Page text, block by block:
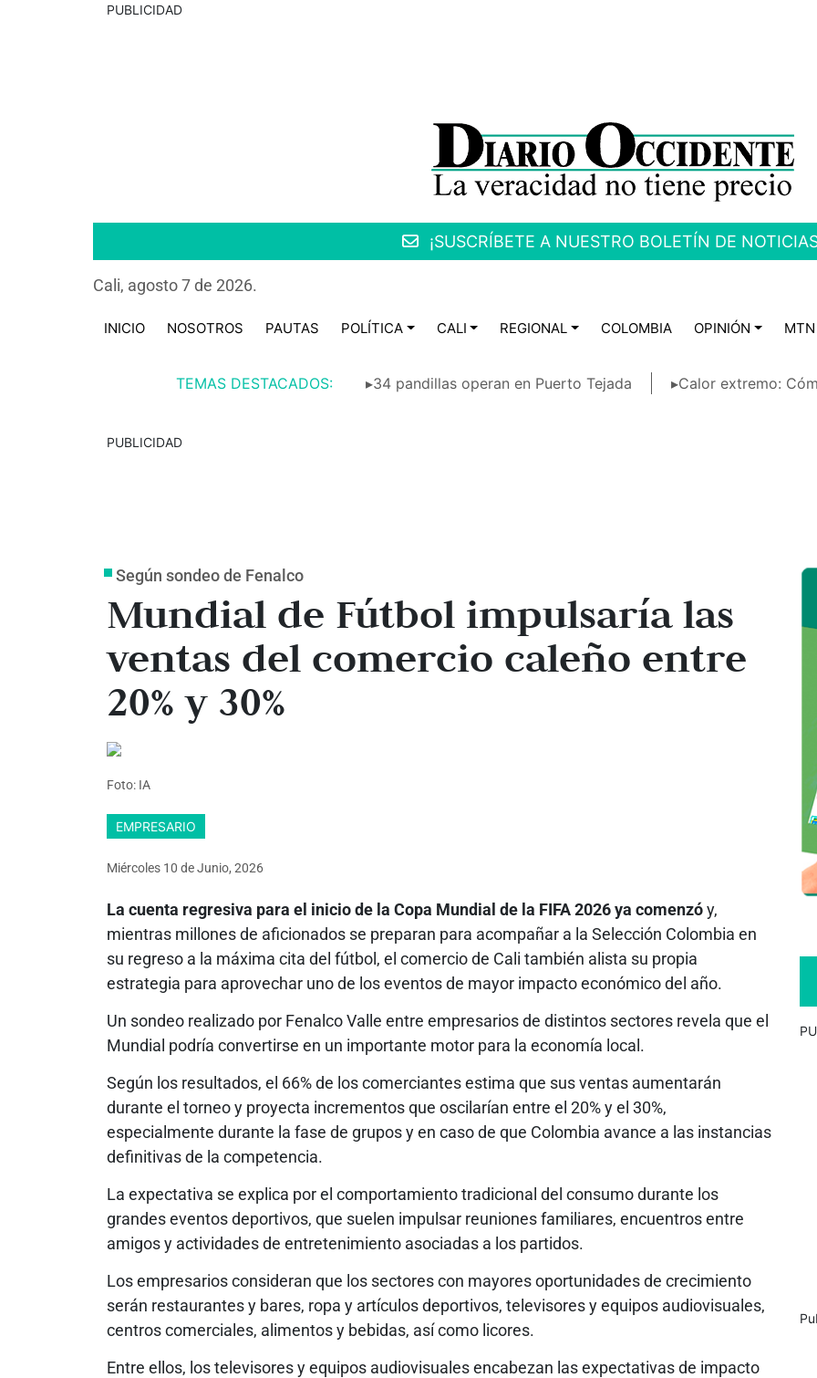
PUBLICIDAD
¡SUSCRÍBETE A NUESTRO BOLETÍN DE
Cali, agosto 7 de 2026.
INICIO NOSOTROS PAUTAS POLÍTICA CALI REGIONAL COLOMBIA OPINIÓN MTN
TEMAS DESTACADOS: ▸34 pandillas operan en Puerto Tejada ▸Calor extremo:
PUBLICIDAD
Según sondeo de Fenalco
Mundial de Fútbol impulsaría las
ventas del comercio caleño entre
20% y 30%
Foto: IA
EMPRESARIO
Miércoles 10 deJunio, 2026
La cuenta regresiva para el inicio de la Copa Mundial de la FIFA 2026 ya comenzóy,
mientras millones de aficionados se preparan para acompañar a la Selección Colombia en
su regreso a la máxima cita del fútbol, el comercio de Cali también alista su propia
estrategia para aprovechar uno de los eventos de mayor impacto económico del año.
Un sondeo realizado por Fenalco Valle entre empresarios de distintos sectores revela que el
Mundial podría convertirse en un importante motor para la economía local.
Según los resultados, el 66% de los comerciantes estima que sus ventas aumentarán
durante el torneo y proyecta incrementos que oscilarían entre el 20% y el 30%,
especialmente durante la fase de grupos y en caso de que Colombia avance a las instancias
definitivas de la competencia.
La expectativa se explica por el comportamiento tradicional del consumo durante los
grandes eventos deportivos, que suelen impulsar reuniones familiares, encuentros entre
amigos y actividades de entretenimiento asociadas a los partidos.
Los empresarios consideran que los sectores con mayores oportunidades de crecimiento
serán restaurantes y bares, ropa y artículos deportivos, televisores y equipos audiovisuales,
centros comerciales, alimentos y bebidas, así como licores.
Entre ellos, los televisores y equipos audiovisuales encabezan las expectativas de impacto